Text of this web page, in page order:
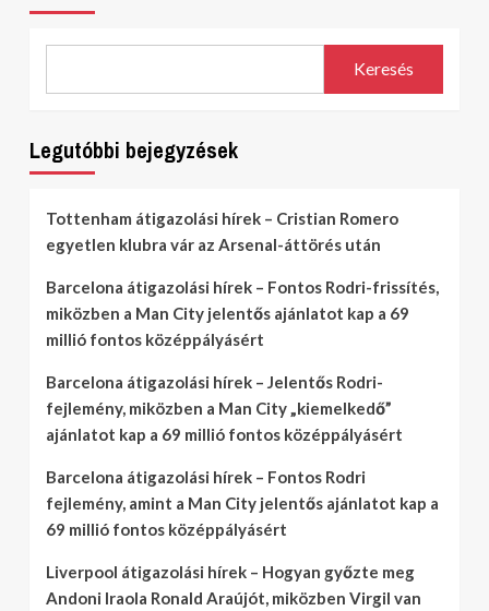
Keresés
Legutóbbi bejegyzések
Tottenham átigazolási hírek – Cristian Romero
egyetlen klubra vár az Arsenal-áttörés után
Barcelona átigazolási hírek – Fontos Rodri-frissítés,
miközben a Man City jelentős ajánlatot kap a 69
millió fontos középpályásért
Barcelona átigazolási hírek – Jelentős Rodri-
fejlemény, miközben a Man City „kiemelkedő”
ajánlatot kap a 69 millió fontos középpályásért
Barcelona átigazolási hírek – Fontos Rodri
fejlemény, amint a Man City jelentős ajánlatot kap a
69 millió fontos középpályásért
Liverpool átigazolási hírek – Hogyan győzte meg
Andoni Iraola Ronald Araújót, miközben Virgil van